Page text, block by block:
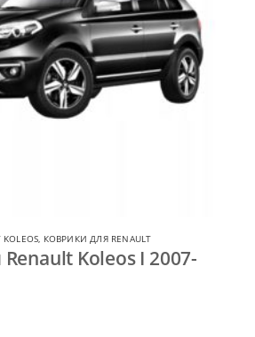
, КОВРИКИ ДЛЯ RENAULT
Koleos I 2007-